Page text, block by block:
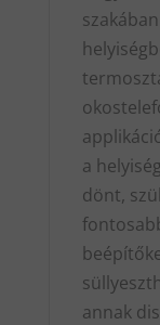
a
dönt,
annak